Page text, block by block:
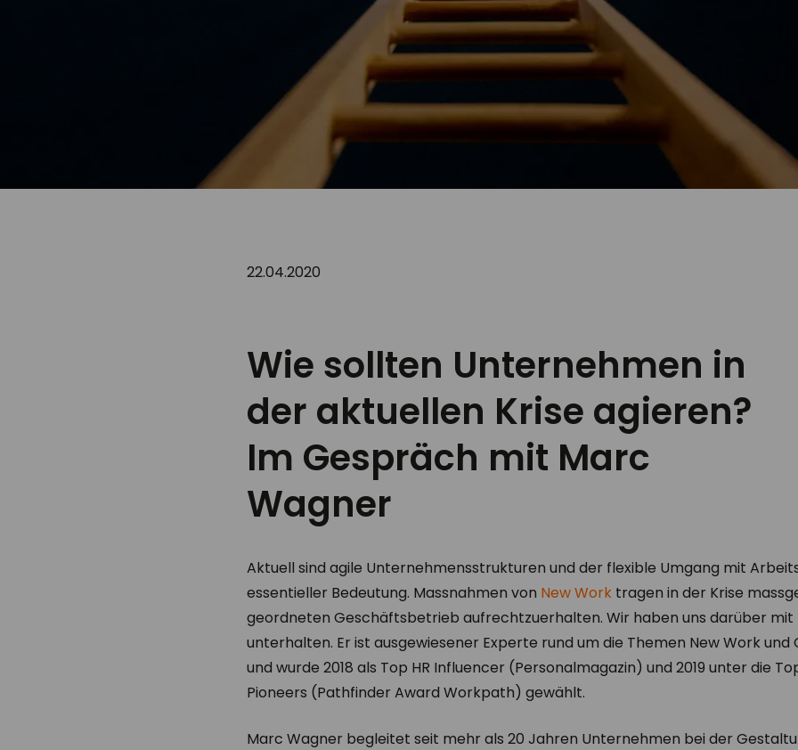
22.04.2020
Wie sollten Unternehmen in
der aktuellen Krise agieren?
Im Gespräch mit Marc
Wagner
Aktuell sind agile Unternehmensstrukturen und der flexible Umgang mit
essentieller Bedeutung. Massnahmen von New Work tragen in der Krise
geordneten Geschäftsbetrieb aufrechtzuerhalten. Wir haben uns darüber mit
unterhalten. Er ist ausgewiesener Experte rund um die Themen New Work und
und wurde 2018 als Top HR Influencer (Personalmagazin) und 2019 unter die
Pioneers (Pathfinder Award Workpath) gewählt.
Marc Wagner begleitet seit mehr als 20 Jahren Unternehmen bei der